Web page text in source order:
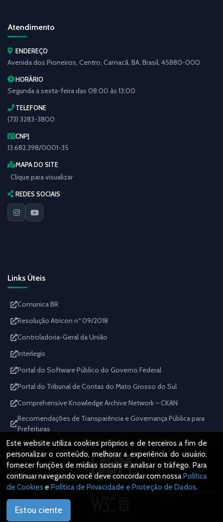
Atendimento
ENDEREÇO
Avenida dos Pioneiros, Centro, Camacã, BA, Brasil, 45880-000
HORÁRIO
Segunda a sexta-feira das 08:00 às 13:00
TELEFONE
(73) 3283-3800
CNPJ
13.682.398/0001-35
MAPA DO SITE
Clique para visualizar
REDES SOCIAIS
Links Úteis
Comunica BR
Resolução Atricon nº 09/2018
Controladoria-Geral da União
Interlegis
Portal do Software Público do Governo Federal
Portal do Tribunal de Contas do Mato Grosso do Sul
Comprehensive Knowledge Archive Network – CKAN
Recomendações de Transparência e Governança Pública para
Prefeituras
IBDM - Plataforma GEDDOEM
2026 - Todos os direitos reservados. Prefeitura Municipal de Camacan
Este website utiliza cookies próprios e de terceiros a fim de
personalizar o conteúdo, melhorar a experiência do usuário,
fornecer funções de mídias sociais e analisar o tráfego. Para
continuar navegando você deve concordar com nossaPolítica
de Cookies e Política de Privacidade e Proteção de Dados.
Estou ciente